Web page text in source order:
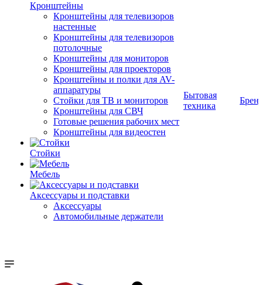
Кронштейны
Кронштейны для телевизоров
настенные
Кронштейны для телевизоров
потолочные
Кронштейны для мониторов
Кронштейны для проекторов
Кронштейны и полки для AV-
аппаратуры
Стойки для ТВ и мониторов
Кронштейны для СВЧ
Готовые решения рабочих мест
Кронштейны для видеостен
Стойки
Мебель
Аксессуары и подставки
Аксессуары
Автомобильные держатели
Бытовая
техника